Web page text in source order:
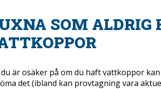
SOM ALDRIG
du är osäker på om du haft vattkoppor
det (ibland kan provtagning vara